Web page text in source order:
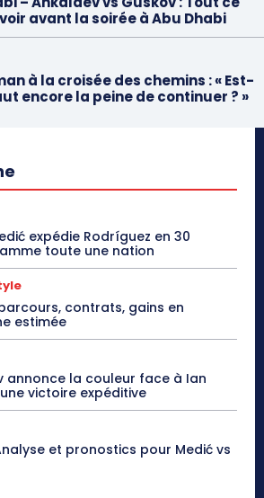
avant la soirée à Abu Dhabi
à la croisée des chemins : « Est-
encore la peine de continuer ? »
expédie Rodríguez en 30
toute une nation
contrats, gains en
estimée
annonce la couleur face à Ian
victoire expéditive
et pronostics pour Medić vs